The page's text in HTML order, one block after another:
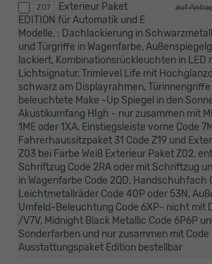
Z07 auf
Exterieur Paket
EDITION für Automatik und E
Modelle, : Dachlackierung in
und Türgriffe in Wagenfarbe,
lackiert, Kombinationsrückleuchten in LED
Lichtsignatur, Trimlevel Life mit
schwarz am Displayrahmen,
beleuchtete Make -Up Spiegel in den
Akustikumfang HIgh - nur zusammen mit
1ME oder 1XA, Einstiegsleiste vorne Code
Fahrerhaussitzpaket 31 Code Z19 und
Z03 bei Farbe Weiß Exterieur Paket Z02,
Schriftzug Code 2RA oder mit Schriftzug
in Wagenfarbe Code 2QD, Handschuhfach
Leichtmetallräder Code 40P oder 53N,
Umfeld-Beleuchtung Code 6XP- nicht mit
/V7V, Midnight Black Metallic Code 6P6P
Sonderfarben und nur zusammen mit Code
Ausstattungspaket Edition bestellbar